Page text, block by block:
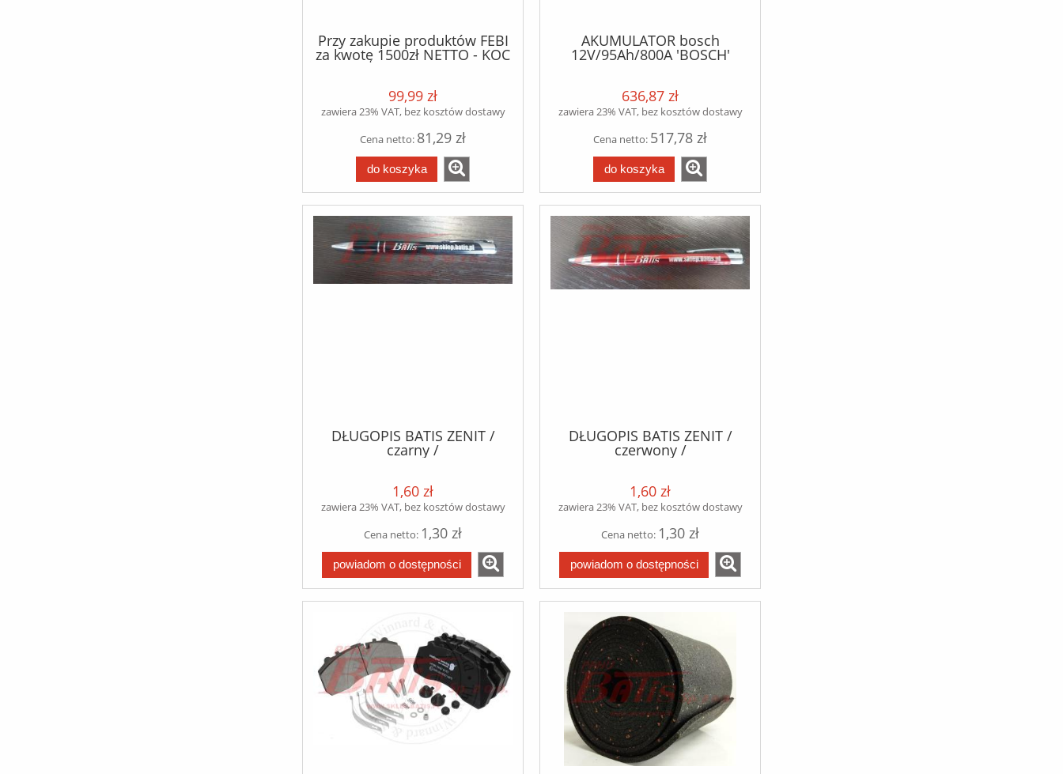
Przy zakupie produktów FEBI
za kwotę 1500zł NETTO - KOC
PIKNIKOWY za 1 zł NETTO
99,99 zł
zawiera 23% VAT, bez kosztów dostawy
Cena netto: 81,29 zł
do koszyka
AKUMULATOR bosch
12V/95Ah/800A 'BOSCH'
636,87 zł
zawiera 23% VAT, bez kosztów dostawy
Cena netto: 517,78 zł
do koszyka
DŁUGOPIS BATIS ZENIT /
czarny /
1,60 zł
zawiera 23% VAT, bez kosztów dostawy
Cena netto: 1,30 zł
powiadom o dostępności
DŁUGOPIS BATIS ZENIT /
czerwony /
1,60 zł
zawiera 23% VAT, bez kosztów dostawy
Cena netto: 1,30 zł
powiadom o dostępności